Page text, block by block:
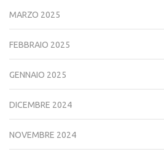
MARZO 2025
FEBBRAIO 2025
GENNAIO 2025
DICEMBRE 2024
NOVEMBRE 2024